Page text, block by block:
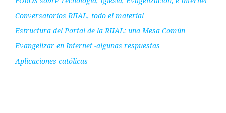
Conversatorios RIIAL, todo el material
Estructura del Portal de la RIIAL: una Mesa Común
Evangelizar en Internet -algunas respuestas
Aplicaciones católicas